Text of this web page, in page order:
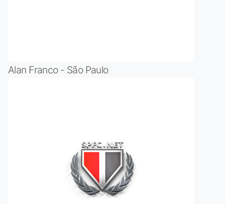
Alan Franco - São Paulo